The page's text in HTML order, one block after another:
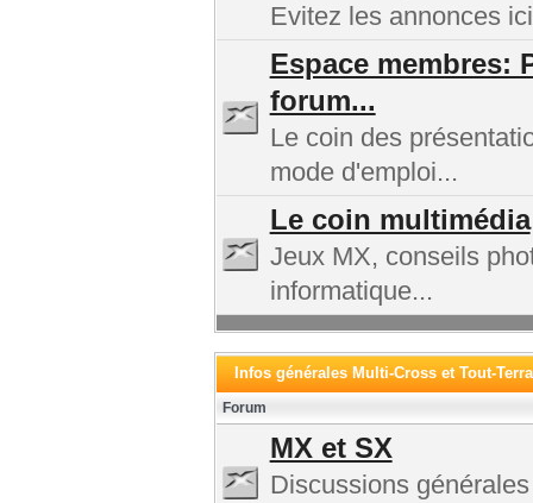
Evitez les annonces
Espace membres:
forum...
Le coin des
mode d'emploi...
Le coin multimédia
Jeux MX, conseils
informatique...
Infos générales Multi-Cross et Tout-
Forum
MX et SX
Discussions